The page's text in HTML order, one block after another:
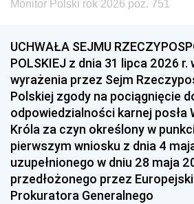
Monitor Polski rok 2026 poz. 751
UCHWAŁA SEJMU
POLSKIEJ z dnia 31 lipca 2026 r.
wyrażenia przez Sejm
Polskiej zgody na pociągnięcie
odpowiedzialności karnej posła
Króla za czyn określony w
pierwszym wniosku z dnia 4
uzupełnionego w dniu 28 maja
przedłożonego przez
Prokuratora Generalnego